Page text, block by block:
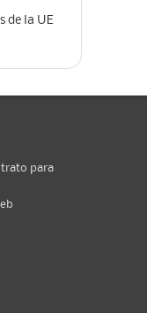
de la UE
para